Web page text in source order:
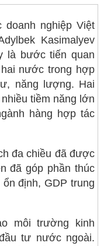
nghiệp Việt
Kasimalyev
là bước tiến quan
nước trong hợp
năng lượng. Hai
tiềm năng lớn
hàng hợp tác
đa chiều đã được
đã góp phần thúc
định, GDP trung
môi trường kinh
tư nước ngoài.